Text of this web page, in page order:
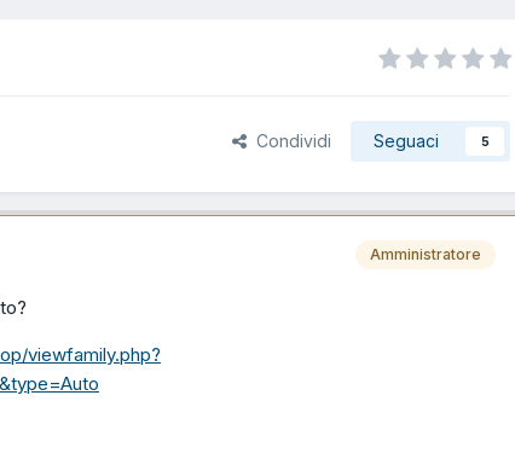
Condividi Seguaci 5
Amministratore
viewfamily.php?